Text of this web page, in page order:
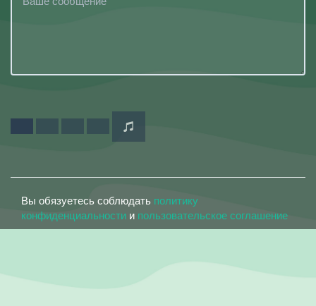
Вы обязуетесь соблюдать политику
конфиденциальности и пользовательское соглашение